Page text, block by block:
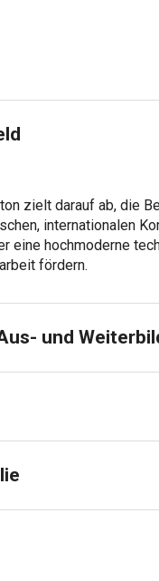
zielt darauf ab, die
internationalen
eine hochmoderne
fördern.
und